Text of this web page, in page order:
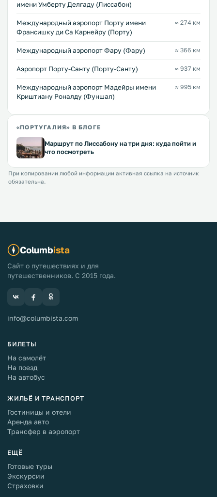
имени Умберту Делгаду (Лиссабон)
Международный аэропорт Порту имени
Франсишку ди Са Карнейру (Порту)
≈ 274 км
Международный аэропорт Фару (Фару) ≈ 366 км
Аэропорт Порту-Санту (Порту-Санту) ≈ 937 км
Международный аэропорт Мадейры имени
Криштиану Роналду (Фуншал)
≈ 995 км
«ПОРТУГАЛИЯ» В БЛОГЕ
Маршрут по Лиссабону на три дня: куда пойти и
что посмотреть
При копировании любой информации активная ссылка на источник
обязательна.
Columbista
Сайт о путешествиях и для
путешественников. С 2015 года.
info@columbista.com
БИЛЕТЫ
На самолёт
На поезд
На автобус
ЖИЛЬЁ И ТРАНСПОРТ
Гостиницы и отели
Аренда авто
Трансфер в аэропорт
ЕЩЁ
Готовые туры
Экскурсии
Страховки